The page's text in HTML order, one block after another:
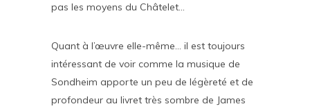
pas les moyens du Châtelet…
Quant à l’œuvre elle-même… il est toujours
intéressant de voir comme la musique de
Sondheim apporte un peu de légèreté et de
profondeur au livret très sombre de James